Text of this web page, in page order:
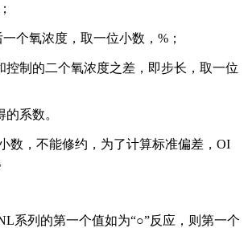
个氧浓度，取一位小数，%；
制的二个氧浓度之差，即步长，取一位
系数。
数，不能修约，为了计算标准偏差，OI
系列的第一个值如为“○”反应，则第一个